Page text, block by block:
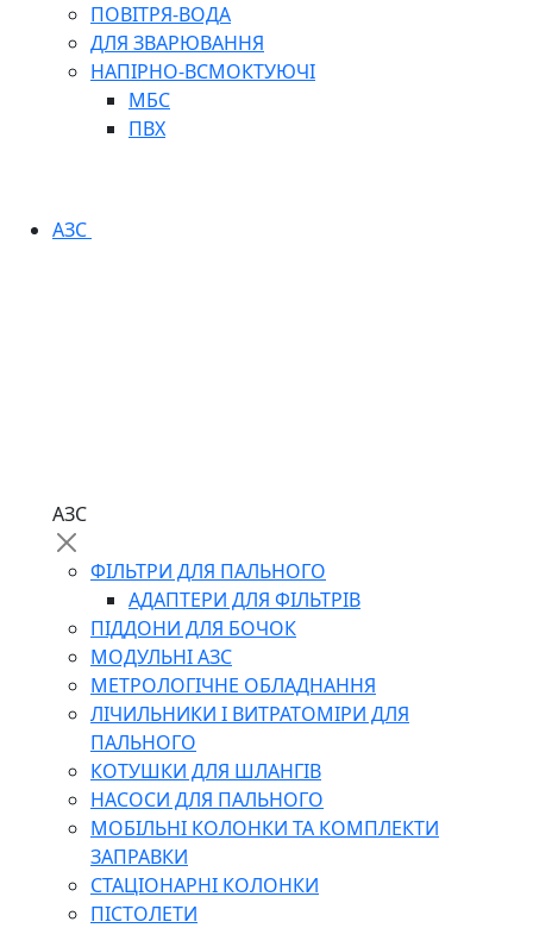
ПОВІТРЯ-ВОДА
ДЛЯ ЗВАРЮВАННЯ
НАПІРНО-ВСМОКТУЮЧІ
МБС
ПВХ
АЗС
АЗС
ФІЛЬТРИ ДЛЯ ПАЛЬНОГО
АДАПТЕРИ ДЛЯ ФІЛЬТРІВ
ПІДДОНИ ДЛЯ БОЧОК
МОДУЛЬНІ АЗС
МЕТРОЛОГІЧНЕ ОБЛАДНАННЯ
ЛІЧИЛЬНИКИ І ВИТРАТОМІРИ ДЛЯ
ПАЛЬНОГО
КОТУШКИ ДЛЯ ШЛАНГІВ
НАСОСИ ДЛЯ ПАЛЬНОГО
МОБІЛЬНІ КОЛОНКИ ТА КОМПЛЕКТИ
ЗАПРАВКИ
СТАЦІОНАРНІ КОЛОНКИ
ПІСТОЛЕТИ